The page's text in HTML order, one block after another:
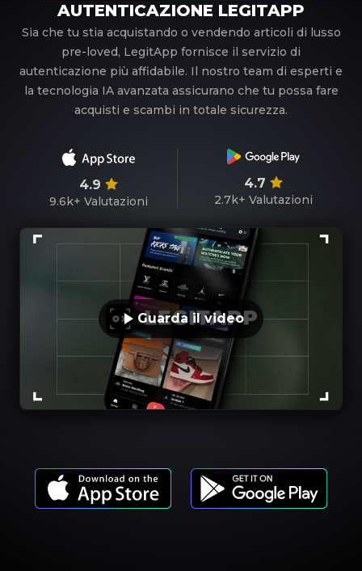
AUTENTICAZIONE LEGITAPP
Sia che tu stia acquistando o vendendo articoli di lusso
pre-loved, LegitApp fornisce il servizio di
autenticazione più affidabile. Il nostro team di esperti e
la tecnologia IA avanzata assicurano che tu possa fare
acquisti e scambi in totale sicurezza.
4.9
9.6k+ Valutazioni
4.7
2.7k+ Valutazioni
Guarda il video